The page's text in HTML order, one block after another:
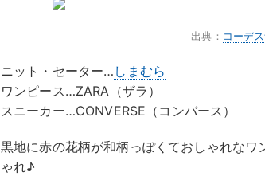
出典： コーデ
ニット・セーター… しまむら
ワンピース…ZARA（ザラ）
スニーカー…CONVERSE（コンバース）
黒地に赤の花柄が和柄っぽくておしゃれな
ゃれ♪